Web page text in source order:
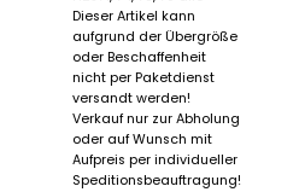
Dieser Artikel kann
aufgrund der Übergröße
oder Beschaffenheit
nicht per Paketdienst
versandt werden!
Verkauf nur zur Abholung
oder auf Wunsch mit
Aufpreis per individueller
Speditionsbeauftragung!